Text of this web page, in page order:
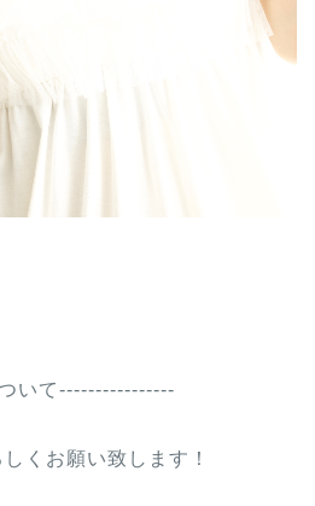
いて----------------
くお願い致します！